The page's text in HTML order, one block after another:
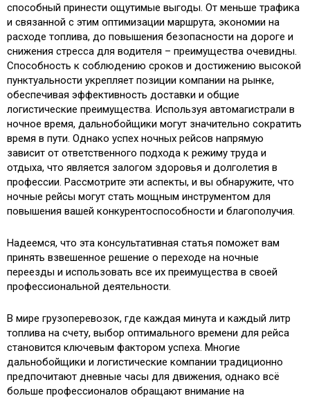
способный принести ощутимые выгоды. От меньше трафика
и связанной с этим оптимизации маршрута, экономии на
расходе топлива, до повышения безопасности на дороге и
снижения стресса для водителя – преимущества очевидны.
Способность к соблюдению сроков и достижению высокой
пунктуальности укрепляет позиции компании на рынке,
обеспечивая эффективность доставки и общие
логистические преимущества. Используя автомагистрали в
ночное время, дальнобойщики могут значительно сократить
время в пути. Однако успех ночных рейсов напрямую
зависит от ответственного подхода к режиму труда и
отдыха, что является залогом здоровья и долголетия в
профессии. Рассмотрите эти аспекты, и вы обнаружите, что
ночные рейсы могут стать мощным инструментом для
повышения вашей конкурентоспособности и благополучия.
Надеемся, что эта консультативная статья поможет вам
принять взвешенное решение о переходе на ночные
переезды и использовать все их преимущества в своей
профессиональной деятельности.
В мире грузоперевозок, где каждая минута и каждый литр
топлива на счету, выбор оптимального времени для рейса
становится ключевым фактором успеха. Многие
дальнобойщики и логистические компании традиционно
предпочитают дневные часы для движения, однако всё
больше профессионалов обращают внимание на